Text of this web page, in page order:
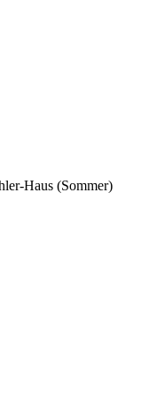
Haus (Sommer)